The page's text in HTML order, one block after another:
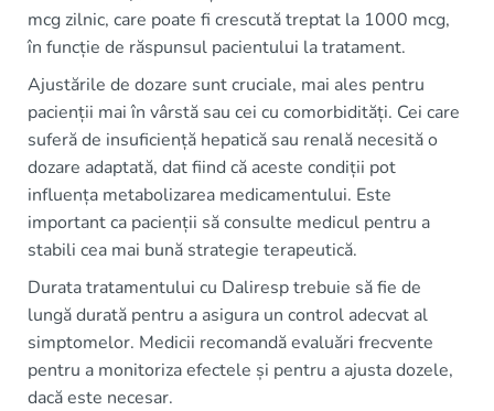
mcg zilnic, care poate fi crescută treptat la 1000 mcg,
în funcție de răspunsul pacientului la tratament.
Ajustările de dozare sunt cruciale, mai ales pentru
pacienții mai în vârstă sau cei cu comorbidități. Cei care
suferă de insuficiență hepatică sau renală necesită o
dozare adaptată, dat fiind că aceste condiții pot
influența metabolizarea medicamentului. Este
important ca pacienții să consulte medicul pentru a
stabili cea mai bună strategie terapeutică.
Durata tratamentului cu Daliresp trebuie să fie de
lungă durată pentru a asigura un control adecvat al
simptomelor. Medicii recomandă evaluări frecvente
pentru a monitoriza efectele și pentru a ajusta dozele,
dacă este necesar.